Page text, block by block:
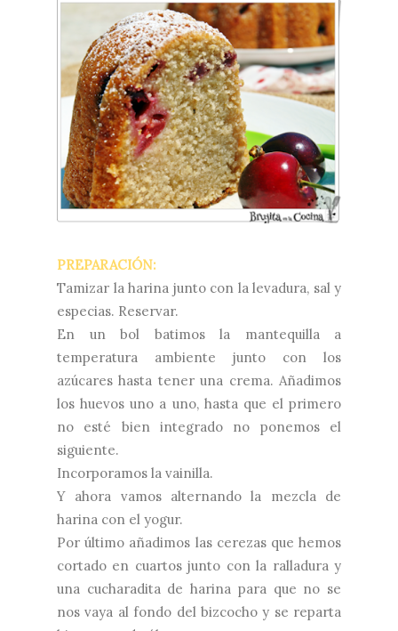
PREPARACIÓN:
Tamizar la harina junto con la levadura, sal y
especias. Reservar.
En un bol batimos la mantequilla a
temperatura ambiente junto con los
azúcares hasta tener una crema. Añadimos
los huevos uno a uno, hasta que el primero
no esté bien integrado no ponemos el
siguiente.
Incorporamos la vainilla.
Y ahora vamos alternando la mezcla de
harina con el yogur.
Por último añadimos las cerezas que hemos
cortado en cuartos junto con la ralladura y
una cucharadita de harina para que no se
nos vaya al fondo del bizcocho y se reparta